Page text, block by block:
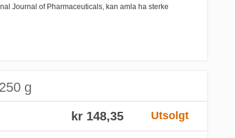
Journal of Pharmaceuticals, kan amla ha sterke
g
Utsolgt
kr 148,35